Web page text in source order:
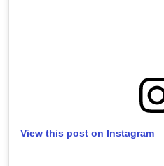
View this post on Instagram